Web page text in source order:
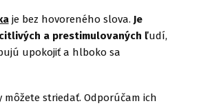
je bez hovoreného slova. Je
a prestimulovaných ľudí,
upokojiť a hlboko sa
môžete striedať. Odporúčam ich